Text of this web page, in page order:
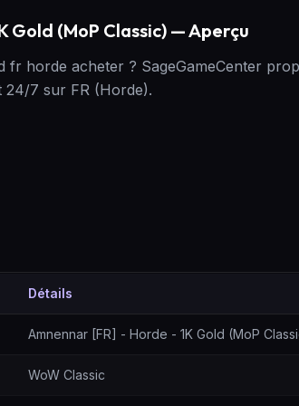
Gold (MoP Classic) — Aperçu
horde acheter ? SageGameCenter
24/7 sur FR (Horde).
Détails
Amnennar [FR] - Horde - 1K Gold (MoP
WoW Classic